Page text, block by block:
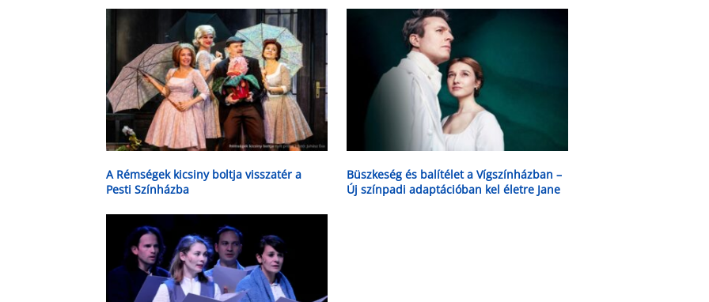
A Rémségek kicsiny boltja visszatér a
Pesti Színházba
Büszkeség és balítélet a Vígszínházban –
Új színpadi adaptációban kel életre Jane